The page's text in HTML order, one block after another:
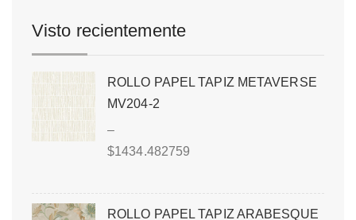
Visto recientemente
ROLLO PAPEL TAPIZ METAVERSE
MV204-2
–
$1434.482759
ROLLO PAPEL TAPIZ ARABESQUE